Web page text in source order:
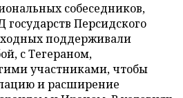
собеседников,
Персидского
поддерживали
с Тегераном,
участниками, чтобы
и расширение